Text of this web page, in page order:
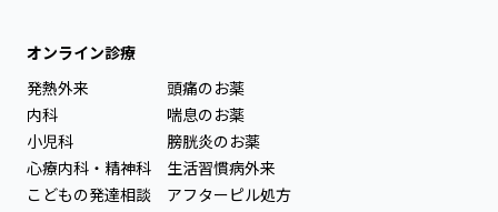
オンライン診療
発熱外来
内科
小児科
心療内科・精神科
こどもの発達相談
頭痛のお薬
喘息のお薬
膀胱炎のお薬
生活習慣病外来
アフターピル処方